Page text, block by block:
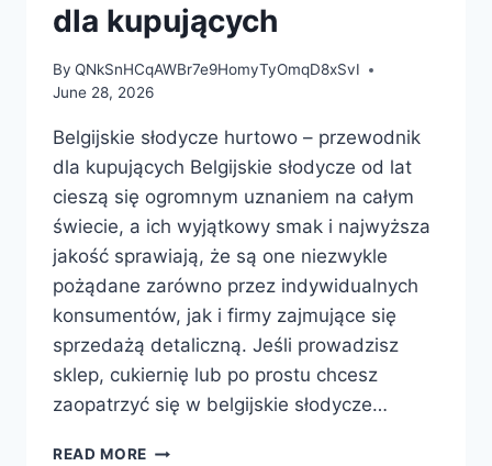
dla kupujących
By QNkSnHCqAWBr7e9HomyTyOmqD8xSvI
June 28, 2026
Belgijskie słodycze hurtowo – przewodnik
dla kupujących Belgijskie słodycze od lat
cieszą się ogromnym uznaniem na całym
świecie, a ich wyjątkowy smak i najwyższa
jakość sprawiają, że są one niezwykle
pożądane zarówno przez indywidualnych
konsumentów, jak i firmy zajmujące się
sprzedażą detaliczną. Jeśli prowadzisz
sklep, cukiernię lub po prostu chcesz
zaopatrzyć się w belgijskie słodycze…
READ MORE BELGIJSKIE